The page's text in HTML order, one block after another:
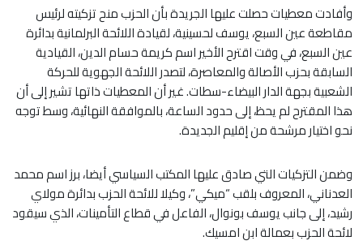
وأفادت معطيات حصلت عليها الجريدة بأن الحزب منح تزكيته لرئيس
مقاطعة عين السبع، يوسف لحسينية، لقيادة اللائحة البرلمانية بدائرة
عين السبع، في وقت اقترح الأخير اسم كريمة حسام الدين، القيادية
السابقة بحزب الأصالة والمعاصرة، لتصدر اللائحة الجهوية للحركة
الشعبية بجهة الدار البيضاء-سطات. غير أن المعطيات ذاتها تشير إلى أن
هذا المقترح لم يحظ، إلى حدود الساعة، بالموافقة النهائية، وسط توجه
نحو اختيار مرشحة من إقليم الجديدة.
وضمن التزكيات التي صادق عليها المكتب السياسي أيضا، برز اسم محمد
العدناني، المعروف بلقب “ميكي”، وكيلا للائحة الحزب بدائرة مولاي
رشيد، إلى جانب يوسف بونوال، الفاعل في قطاع التأمينات، الذي سيقود
لائحة الحزب بعمالة ابن امسيك.